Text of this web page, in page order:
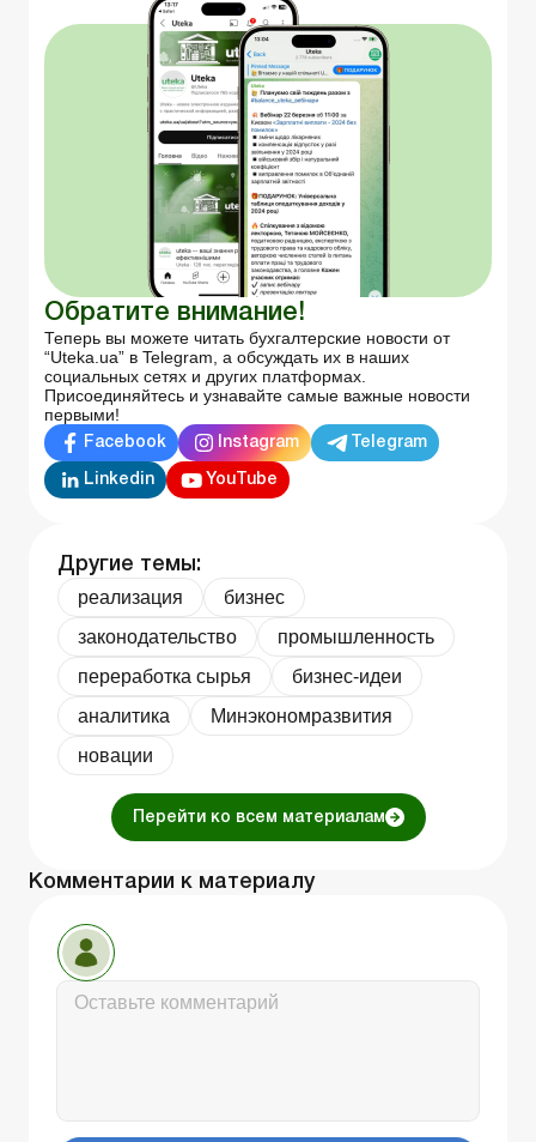
Обратите внимание!
Теперь вы можете читать бухгалтерские новости от
“Uteka.ua” в Telegram, а обсуждать их в наших
социальных сетях и других платформах.
Присоединяйтесь и узнавайте самые важные новости
первыми!
Facebook Instagram Telegram
Linkedin YouTube
Другие темы:
реализация
бизнес
законодательство
промышленность
переработка сырья
бизнес-идеи
аналитика
Минэкономразвития
новации
Перейти ко всем материалам
Комментарии к материалу